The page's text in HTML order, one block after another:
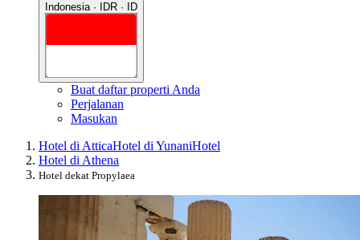
Indonesia · IDR · ID
Buat daftar properti Anda
Perjalanan
Masukan
Hotel di AtticaHotel di YunaniHotel
Hotel di Athena
Hotel dekat Propylaea